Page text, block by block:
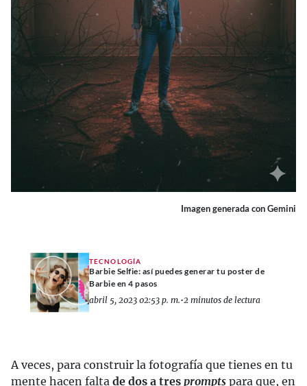
Imagen generada con Gemini
TECNOLOGÍA
Barbie Selfie: así puedes generar tu poster de
Barbie en 4 pasos
abril 5, 2023 02:53 p. m.•2 minutos de lectura
A veces, para construir la fotografía que tienes en tu
mente hacen falta de dos a tres prompts para que, en